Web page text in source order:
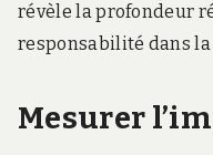
révèle la profondeur
responsabilité dans
Mesurer